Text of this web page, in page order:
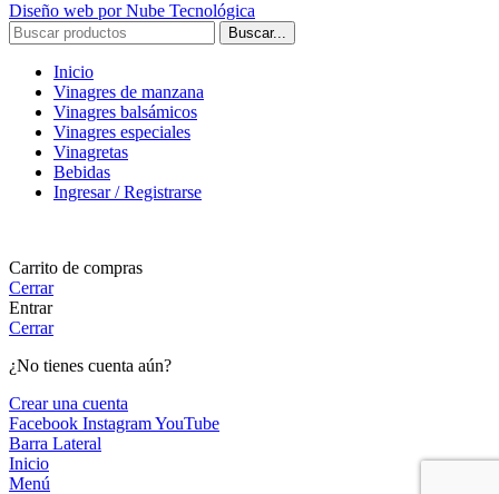
Diseño web por Nube Tecnológica
Buscar...
Inicio
Vinagres de manzana
Vinagres balsámicos
Vinagres especiales
Vinagretas
Bebidas
Ingresar / Registrarse
Carrito de compras
Cerrar
Entrar
Cerrar
¿No tienes cuenta aún?
Crear una cuenta
Facebook InstagramYouTube
Barra Lateral
Inicio
Menú